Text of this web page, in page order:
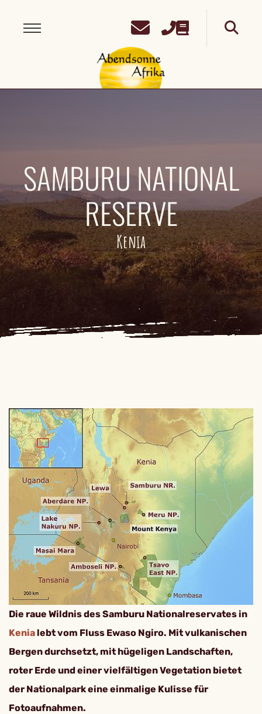
SAMBURU NATIONAL
RESERVE
Kenia
Die raue Wildnis des Samburu Nationalreservates in
Kenia lebt vom Fluss Ewaso Ngiro. Mit vulkanischen
Bergen durchsetzt, mit hügeligen Landschaften,
roter Erde und einer vielfältigen Vegetation bietet
der Nationalpark eine einmalige Kulisse für
Fotoaufnahmen.